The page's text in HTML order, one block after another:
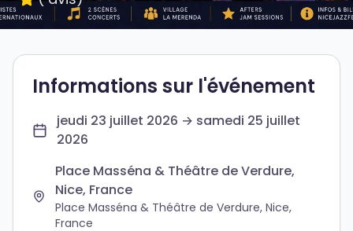
Informations sur l'événement
jeudi 23 juillet 2026 → samedi 25 juillet
2026
Place Masséna & Théâtre de Verdure,
Nice, France
Place Masséna & Théâtre de Verdure, Nice,
France